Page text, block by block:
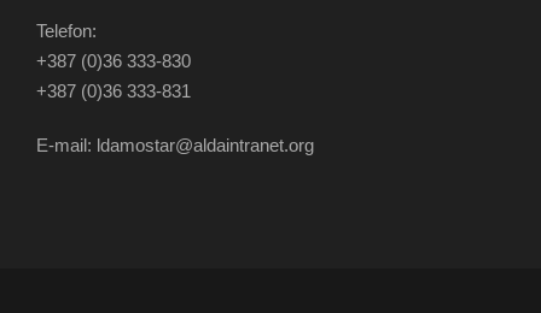
Telefon:
+387 (0)36 333-830
+387 (0)36 333-831
E-mail: ldamostar@aldaintranet.org